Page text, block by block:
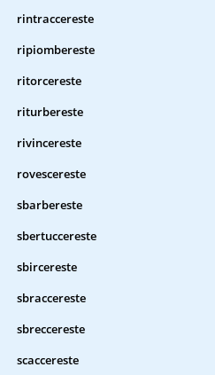
rintraccereste
ripiombereste
ritorcereste
riturbereste
rivincereste
rovescereste
sbarbereste
sbertuccereste
sbircereste
sbraccereste
sbreccereste
scaccereste